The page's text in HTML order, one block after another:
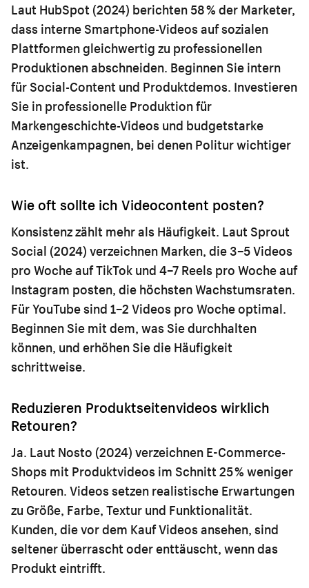
Laut HubSpot (2024) berichten 58 % der Marketer,
dass interne Smartphone-Videos auf sozialen
Plattformen gleichwertig zu professionellen
Produktionen abschneiden. Beginnen Sie intern
für Social-Content und Produktdemos. Investieren
Sie in professionelle Produktion für
Markengeschichte-Videos und budgetstarke
Anzeigenkampagnen, bei denen Politur wichtiger
ist.
Wie oft sollte ich Videocontent posten?
Konsistenz zählt mehr als Häufigkeit. Laut Sprout
Social (2024) verzeichnen Marken, die 3–5 Videos
pro Woche auf TikTok und 4–7 Reels pro Woche auf
Instagram posten, die höchsten Wachstumsraten.
Für YouTube sind 1–2 Videos pro Woche optimal.
Beginnen Sie mit dem, was Sie durchhalten
können, und erhöhen Sie die Häufigkeit
schrittweise.
Reduzieren Produktseitenvideos wirklich
Retouren?
Ja. Laut Nosto (2024) verzeichnen E-Commerce-
Shops mit Produktvideos im Schnitt 25 % weniger
Retouren. Videos setzen realistische Erwartungen
zu Größe, Farbe, Textur und Funktionalität.
Kunden, die vor dem Kauf Videos ansehen, sind
seltener überrascht oder enttäuscht, wenn das
Produkt eintrifft.